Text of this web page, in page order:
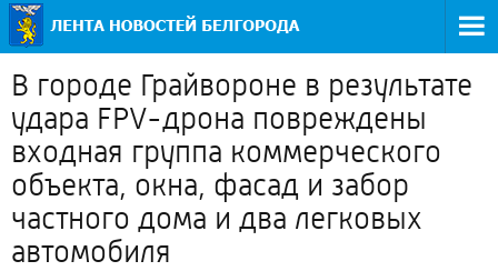
В городе Грайвороне в результате
удара FPV-дрона повреждены
входная группа коммерческого
объекта, окна, фасад и забор
частного дома и два легковых
автомобиля